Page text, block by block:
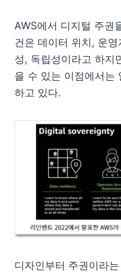
AWS에서 디지털 주권
건은 데이터 위치, 운
성, 독립성이라고 하지
을 수 있는 이점에서는
하고 있다.
디자인부터 주권이라